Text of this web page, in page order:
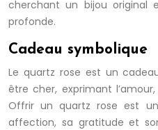
cherchant un bijou original
profonde.
Cadeau symbolique
Le quartz rose est un
être cher, exprimant
Offrir un quartz rose est
affection, sa gratitude et